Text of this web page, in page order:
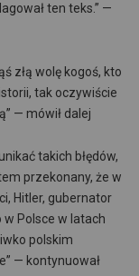
ten teks.” —
złą wolę kogoś, kto
tak oczywiście
— mówił dalej
takich błędów,
przekonany, że w
Hitler, gubernator
w Polsce w latach
polskim
— kontynuował